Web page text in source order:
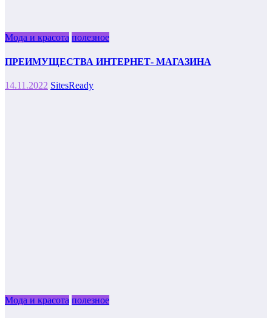
Мода и красота полезное
ПРЕИМУЩЕСТВА ИНТЕРНЕТ- МАГАЗИНА
14.11.2022 SitesReady
Мода и красота полезное